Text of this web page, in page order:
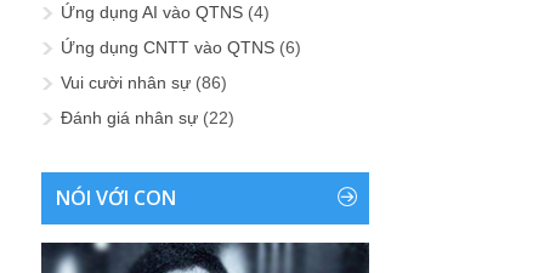
Ứng dụng AI vào QTNS (4)
Ứng dụng CNTT vào QTNS (6)
Vui cười nhân sự (86)
Đánh giá nhân sự (22)
NÓI VỚI CON